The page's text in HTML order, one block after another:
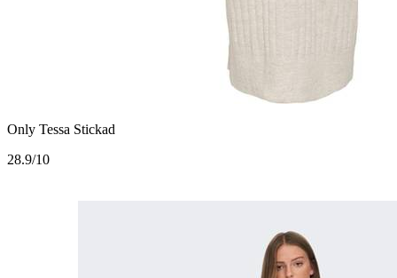
Only Tessa Stickad
28.9/10